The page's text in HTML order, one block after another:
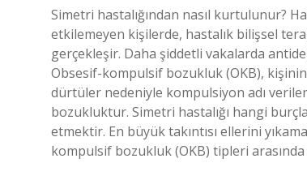
Simetri hastalığından nasıl kurtulunur?
etkilemeyen kişilerde, hastalık bilişsel
gerçekleşir. Daha şiddetli vakalarda
Obsesif-kompulsif bozukluk (OKB), kişinin
dürtüler nedeniyle kompulsiyon adı
bozukluktur. Simetri hastalığı hangi
etmektir. En büyük takıntısı ellerini
kompulsif bozukluk (OKB) tipleri